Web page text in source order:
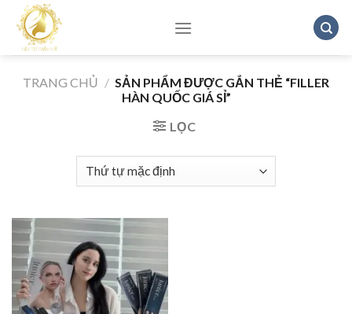
content
TRANG CHỦ / SẢN PHẨM ĐƯỢC GẮN THẺ “FILLER
HÀN QUỐC GIÁ SỈ”
LỌC